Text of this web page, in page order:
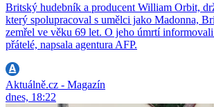
Britský hudebník a producent William Orbit,
který spolupracoval s umělci jako Madonna,
zemřel ve věku 69 let. O jeho úmrtí
přátelé, napsala agentura AFP.
Aktuálně.cz - Magazín
dnes, 18:22